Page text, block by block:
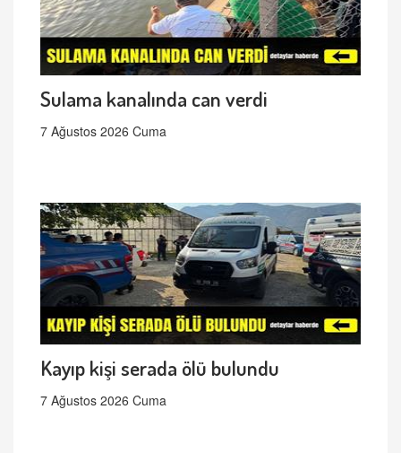
Sulama kanalında can verdi
7 Ağustos 2026 Cuma
Kayıp kişi serada ölü bulundu
7 Ağustos 2026 Cuma